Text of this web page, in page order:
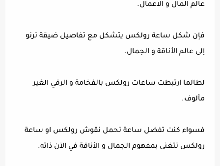
عالم المال و الاعمال.
فإن شكل ساعة رولكس يتشكل مع تفاصيل ضيقة ترنو
إلى عالم الأناقة و الجمال.
لطالما ارتبطت ساعات رولكس بالفخامة و الرقي الغير
مألوف.
فسواء كنت تفضل ساعة تحمل نقوش رولكس او ساعة
رولكس تتغنى بمفهوم الجمال و الأناقة في الآن ذاته.